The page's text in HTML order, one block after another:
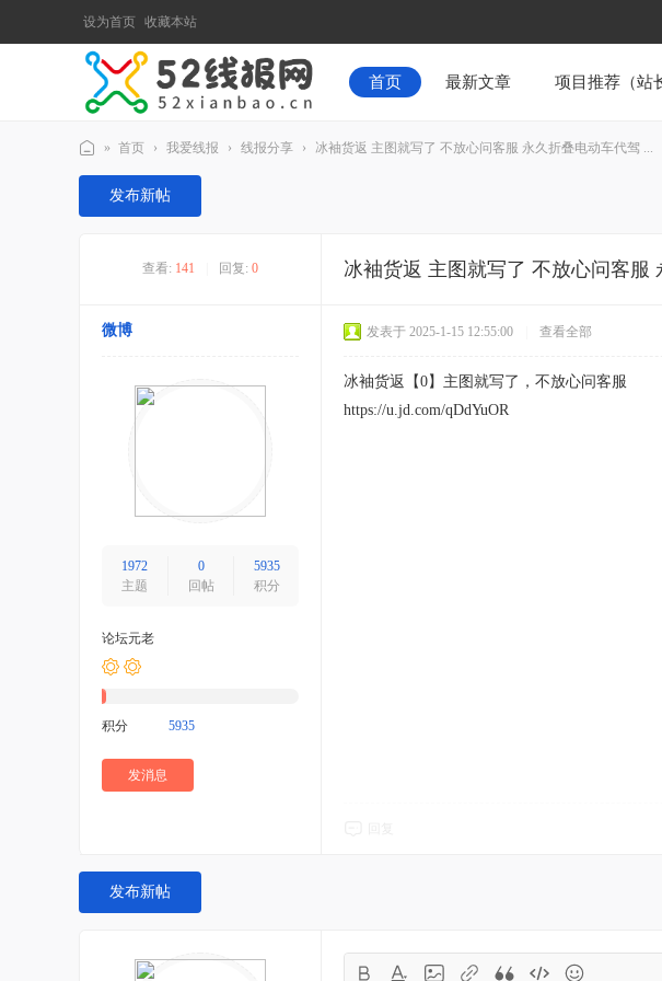
设为首页 收藏本站
首页 最新文章 项目推荐（站
52
线
» 首页 › 我爱线报 › 线报分享 › 冰袖货返 主图就写了 不放心问客服 永久折叠电动车代驾 ...
发布新帖
查看: 141 回复: 0 冰袖货返 主图就写了 不放心问客服
微博
1972
主题
0
回帖
5935
积分
论坛元老
积分 5935
发消息
发表于 2025-1-15 12:55:00 查看全部
冰袖货返【0】主图就写了，不放心问客服
https://u.jd.com/qDdYuOR
发布新帖